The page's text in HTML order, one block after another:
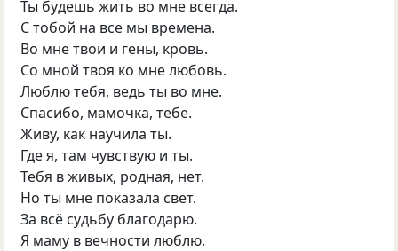
Ты будешь жить во мне всегда.
С тобой на все мы времена.
Во мне твои и гены, кровь.
Со мной твоя ко мне любовь.
Люблю тебя, ведь ты во мне.
Спасибо, мамочка, тебе.
Живу, как научила ты.
Где я, там чувствую и ты.
Тебя в живых, родная, нет.
Но ты мне показала свет.
За всё судьбу благодарю.
Я маму в вечности люблю.